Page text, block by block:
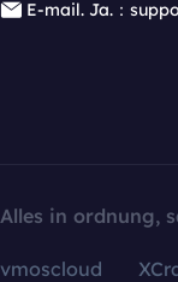
E-mail. Ja.：
Alles in ordnung,
vmoscloud